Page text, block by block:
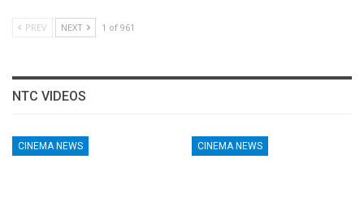
PREV NEXT 1 of 961
NTC VIDEOS
CINEMA NEWS CINEMA NEWS